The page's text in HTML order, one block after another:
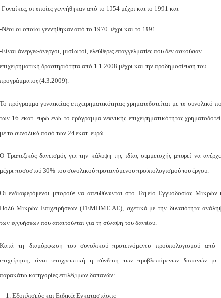
-Γυναίκες, οι οποίες γεννήθηκαν από το 1954 μέχρι και το 1991 και
-Νέοι οι οποίοι γεννήθηκαν από το 1970 μέχρι και το 1991
-Είναι άνεργες-άνεργοι, μισθωτοί, ελεύθερες επαγγελματίες που δεν ασκούσαν
επιχειρηματική δραστηριότητα από 1.1.2008 μέχρι και την προδημοσίευση του
προγράμματος (4.3.2009).
Το πρόγραμμα γυναικείας επιχειρηματικότητας χρηματοδοτείται με το συνολικό
των 16 εκατ. ευρώ ενώ το πρόγραμμα νεανικής επιχειρηματικότητας
με το συνολικό ποσό των 24 εκατ. ευρώ.
Ο Τραπεζικός δανεισμός για την κάλυψη της ιδίας συμμετοχής μπορεί να
μέχρι ποσοστού 30% του συνολικού προτεινόμενου προϋπολογισμού του έργου.
Οι ενδιαφερόμενοι μπορούν να απευθύνονται στο Ταμείο Εγγυοδοσίας Μικρών
Πολύ Μικρών Επιχειρήσεων (ΤΕΜΠΜΕ ΑΕ), σχετικά με την δυνατότητα
των εγγυήσεων που απαιτούνται για τη σύναψη του δανείου.
Κατά τη διαμόρφωση του συνολικού προτεινόμενου προϋπολογισμού από
επιχείρηση, είναι υποχρεωτική η σύνδεση των προβλεπόμενων δαπανών με
παρακάτω κατηγορίες επιλέξιμων δαπανών:
1. Εξοπλισμός και Ειδικές Εγκαταστάσεις